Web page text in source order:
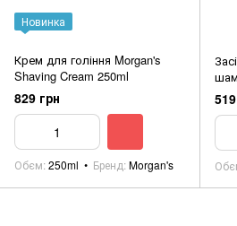
Новинка
Крем для гоління Morgan's
Shaving Cream 250ml
829 грн
Обєм 250ml Бренд Morgan's